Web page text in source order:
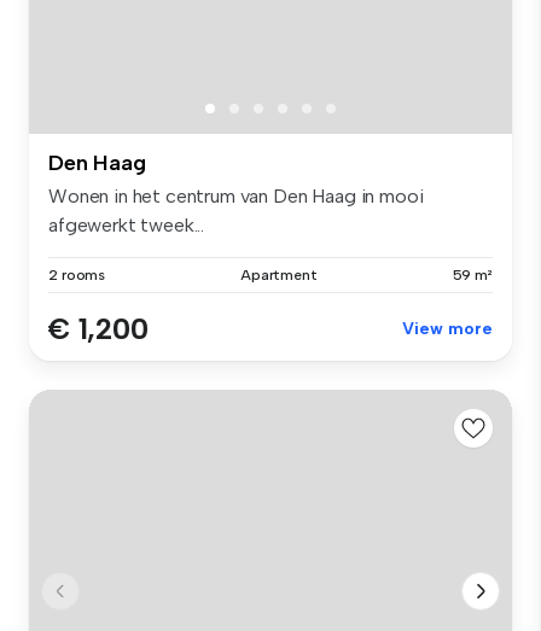
Den Haag
Wonen in het centrum van Den Haag in mooi
afgewerkt tweek...
2 rooms Apartment 59 m²
€ 1,200 View more